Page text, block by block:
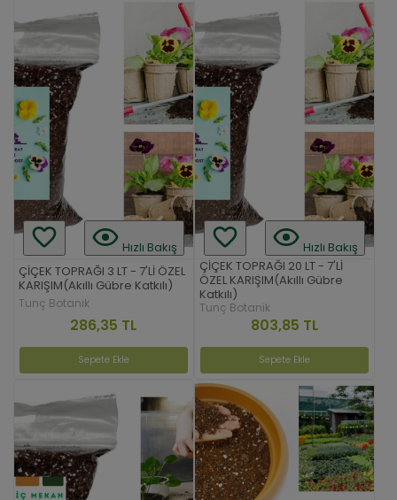
Hızlı Bakış
ÇİÇEK TOPRAĞI 3 LT - 7'Lİ ÖZEL
KARIŞIM(Akıllı Gübre Katkılı)
Tunç Botanik
286,35 TL
Sepete Ekle
Hızlı Bakış
ÇİÇEK TOPRAĞI 20 LT - 7'Lİ
ÖZEL KARIŞIM(Akıllı Gübre
Katkılı)
Tunç Botanik
803,85 TL
Sepete Ekle